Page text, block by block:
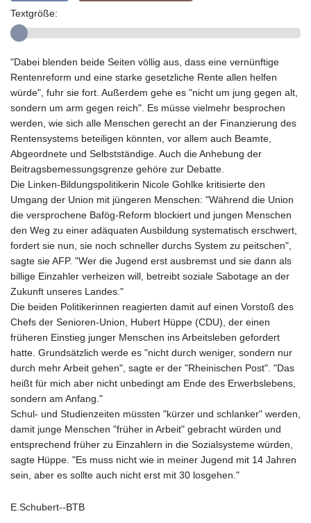
Textgröße:
"Dabei blenden beide Seiten völlig aus, dass eine vernünftige
Rentenreform und eine starke gesetzliche Rente allen helfen
würde", fuhr sie fort. Außerdem gehe es "nicht um jung gegen alt,
sondern um arm gegen reich". Es müsse vielmehr besprochen
werden, wie sich alle Menschen gerecht an der Finanzierung des
Rentensystems beteiligen könnten, vor allem auch Beamte,
Abgeordnete und Selbstständige. Auch die Anhebung der
Beitragsbemessungsgrenze gehöre zur Debatte.
Die Linken-Bildungspolitikerin Nicole Gohlke kritisierte den
Umgang der Union mit jüngeren Menschen: "Während die Union
die versprochene Bafög-Reform blockiert und jungen Menschen
den Weg zu einer adäquaten Ausbildung systematisch erschwert,
fordert sie nun, sie noch schneller durchs System zu peitschen",
sagte sie AFP. "Wer die Jugend erst ausbremst und sie dann als
billige Einzahler verheizen will, betreibt soziale Sabotage an der
Zukunft unseres Landes."
Die beiden Politikerinnen reagierten damit auf einen Vorstoß des
Chefs der Senioren-Union, Hubert Hüppe (CDU), der einen
früheren Einstieg junger Menschen ins Arbeitsleben gefordert
hatte. Grundsätzlich werde es "nicht durch weniger, sondern nur
durch mehr Arbeit gehen", sagte er der "Rheinischen Post". "Das
heißt für mich aber nicht unbedingt am Ende des Erwerbslebens,
sondern am Anfang."
Schul- und Studienzeiten müssten "kürzer und schlanker" werden,
damit junge Menschen "früher in Arbeit" gebracht würden und
entsprechend früher zu Einzahlern in die Sozialsysteme würden,
sagte Hüppe. "Es muss nicht wie in meiner Jugend mit 14 Jahren
sein, aber es sollte auch nicht erst mit 30 losgehen."
E.Schubert--BTB